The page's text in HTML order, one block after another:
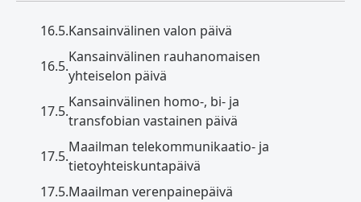
16.5.Kansainvälinen valon päivä
16.5.
Kansainvälinen rauhanomaisen
yhteiselon päivä
17.5.
Kansainvälinen homo-, bi- ja
transfobian vastainen päivä
17.5.
Maailman telekommunikaatio- ja
tietoyhteiskuntapäivä
17.5.Maailman verenpainepäivä